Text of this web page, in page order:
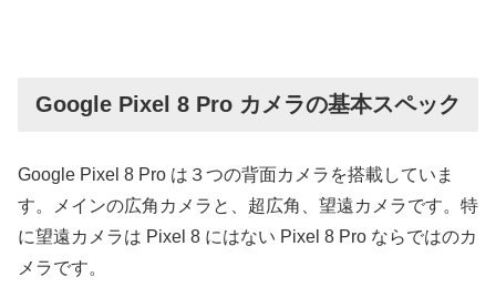
Google Pixel 8 Pro カメラの基本スペック
Google Pixel 8 Pro は３つの背面カメラを搭載していま
す。メインの広角カメラと、超広角、望遠カメラです。特
に望遠カメラは Pixel 8 にはない Pixel 8 Pro ならではのカ
メラです。